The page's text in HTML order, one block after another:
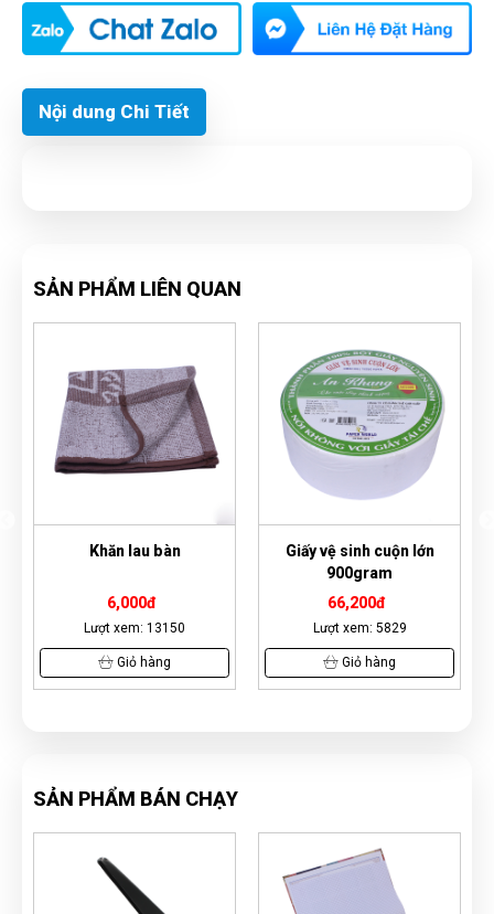
Nội dung Chi Tiết
SẢN PHẨM LIÊN QUAN
Giấy vệ sinh cuộn lớn
66,200đ
Lượt xem: 5829
Giỏ hàng
Găng tay cao su Hàn
17,500đ
Lượt xem: 3907
Xem Ngay
SẢN PHẨM BÁN CHẠY